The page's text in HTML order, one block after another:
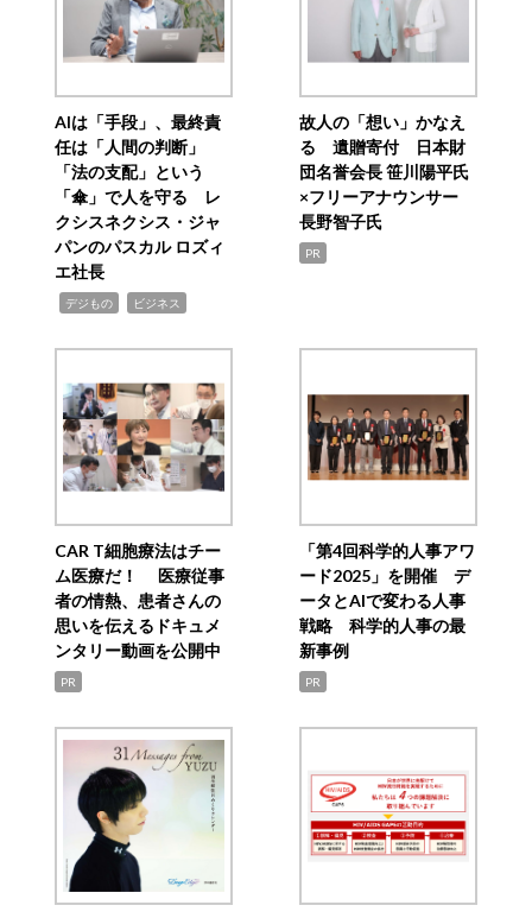
AIは「手段」、最終責
任は「人間の判断」
「法の支配」という
「傘」で人を守る レ
クシスネクシス・ジャ
パンのパスカル ロズィ
エ社長
デジもの ビジネス
故人の「想い」かなえ
る 遺贈寄付 日本財
団名誉会長 笹川陽平氏
×フリーアナウンサー
長野智子氏
PR
CAR T細胞療法はチー
ム医療だ！ 医療従事
者の情熱、患者さんの
思いを伝えるドキュメ
ンタリー動画を公開中
PR
「第4回科学的人事アワ
ード2025」を開催 デ
ータとAIで変わる人事
戦略 科学的人事の最
新事例
PR